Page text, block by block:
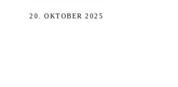
20. OKTOBER 2025